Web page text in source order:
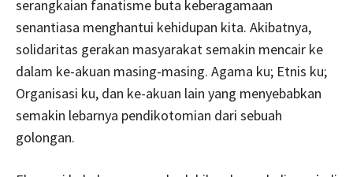
serangkaian fanatisme buta keberagamaan
senantiasa menghantui kehidupan kita. Akibatnya,
solidaritas gerakan masyarakat semakin mencair ke
dalam ke-akuan masing-masing. Agama ku; Etnis ku;
Organisasi ku, dan ke-akuan lain yang menyebabkan
semakin lebarnya pendikotomian dari sebuah
golongan.